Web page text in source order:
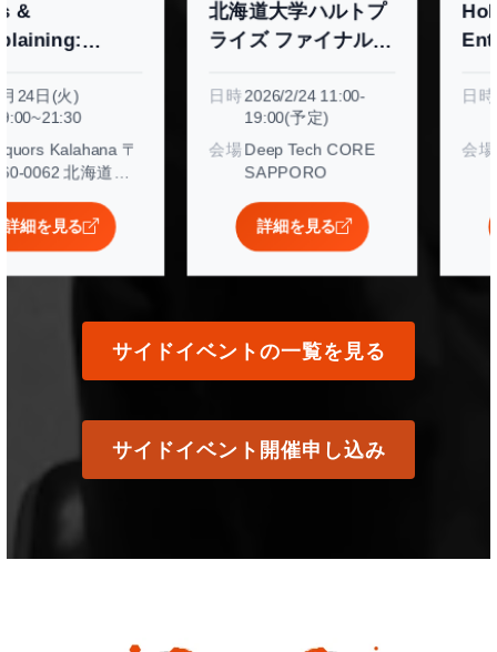
北海道大学ハルトプ
ライズ ファイナルピ
ルピッチコンペ
2026/2/24 11:00-
会場 Deep Tech CORE
Hokkaido
日時 2026年2月26日
会場
北海道大学 エ
サイドイベントの一覧を見る
サイドイベント開催申し込み